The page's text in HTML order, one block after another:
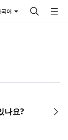
어
나요?